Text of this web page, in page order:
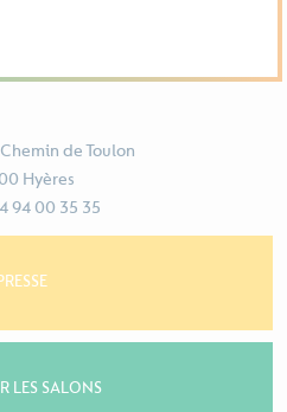
de Toulon
Hyères
94 00 35 35
LES SALONS